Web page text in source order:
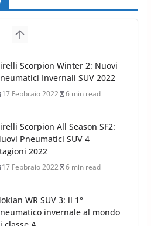
Scorpion Winter 2: Nuovi
Invernali SUV 2022
17 Febbraio 2022 6 min read
Scorpion All Season SF2:
Pneumatici SUV 4
2022
17 Febbraio 2022 6 min read
WR SUV 3: il 1°
invernale al mondo